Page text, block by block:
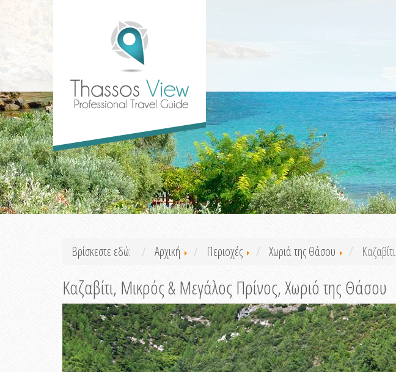
Βρίσκεστε εδώ: Αρχική Περιοχές Χωριά της Θάσου Καζαβίτι
Καζαβίτι, Μικρός & Μεγάλος Πρίνος, Χωριό της Θάσου